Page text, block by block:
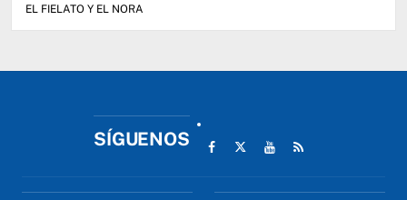
EL FIELATO Y EL NORA
SÍGUENOS